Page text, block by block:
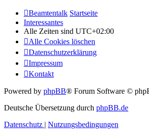
Beamtentalk Startseite
Interessantes
Alle Zeiten sind UTC+02:00
Alle Cookies löschen
Datenschutzerklärung
Impressum
Kontakt
Powered by phpBB® Forum Software ©
Deutsche Übersetzung durch phpBB.de
Datenschutz | Nutzungsbedingungen